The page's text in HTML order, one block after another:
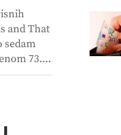
and That
73....